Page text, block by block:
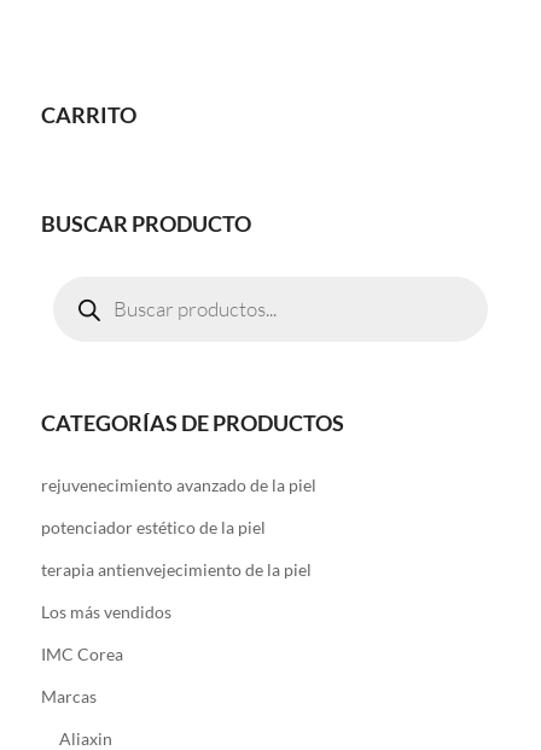
CARRITO
BUSCAR PRODUCTO
productos
CATEGORÍAS DE PRODUCTOS
rejuvenecimiento avanzado de la piel
potenciador estético de la piel
terapia antienvejecimiento de la piel
Los más vendidos
IMC Corea
Marcas
Aliaxin